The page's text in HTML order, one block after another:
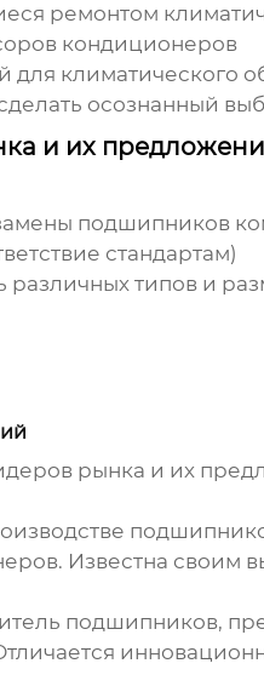
ремонтом
кондиционеров
для климатического
осознанный
и их
подшипников
стандартам)
различных типов и
рынка и их
Известна своим
подшипников,